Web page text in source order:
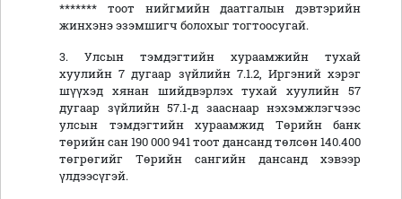
******* тоот нийгмийн даатгалын дэвтэрийн
жинхэнэ эзэмшигч болохыг тогтоосугай.
3. Улсын тэмдэгтийн хураамжийн тухай
хуулийн 7 дугаар зүйлийн 7.1.2, Иргэний хэрэг
шүүхэд хянан шийдвэрлэх тухай хуулийн 57
дугаар зүйлийн 57.1-д зааснаар нэхэмжлэгчээс
улсын тэмдэгтийн хураамжид Төрийн банк
төрийн сан 190 000 941 тоот дансанд төлсөн 140.400
төгрөгийг Төрийн сангийн дансанд хэвээр
үлдээсүгэй.